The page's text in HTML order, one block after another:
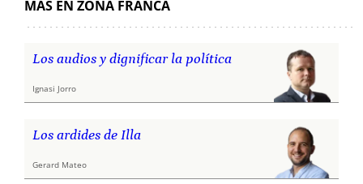
MÁS EN ZONA FRANCA
Los audios y dignificar la política
Ignasi Jorro
Los ardides de Illa
Gerard Mateo